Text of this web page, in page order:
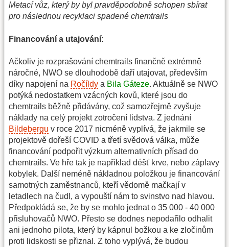
Metací vůz, který by byl pravděpodobně schopen sbírat
pro následnou recyklaci spadené chemtrails
Financování a utajování:
Ačkoliv je rozprašování chemtrails finančně extrémně
náročné, NWO se dlouhodobě daří utajovat, především
díky napojení na Ročíldy a Bila Gáteze. Aktuálně se NWO
potýká nedostatkem vzácných kovů, které jsou do
chemtrails běžně přidávány, což samozřejmě zvyšuje
náklady na celý projekt zotročení lidstva. Z jednání
Bildebergu v roce 2017 nicméně vyplívá, že jakmile se
projektově dořeší COVID a třetí svědová válka, může
financování podpořit výzkum alternativních přísad do
chemtrails. Ve hře tak je například déšť krve, nebo záplavy
kobylek. Další neméně nákladnou položkou je financování
samotných zaměstnanců, kteří vědomě mačkají v
letadlech na čudl, a vypouští nám to svinstvo nad hlavou.
Předpokládá se, že by se mohlo jednat o 35 000 - 40 000
přisluhovačů NWO. Přesto se dodnes nepodařilo odhalit
ani jednoho pilota, který by kápnul božkou a ke zločinům
proti lidskosti se přiznal. Z toho vyplývá, že budou